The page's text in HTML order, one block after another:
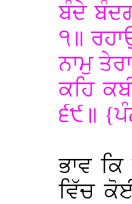
ਬੰਦੇ
੧॥
ਨਾਮੁ
ਕਹਿ
੬੯॥
ਭਾਵ
ਵਿੱਚ